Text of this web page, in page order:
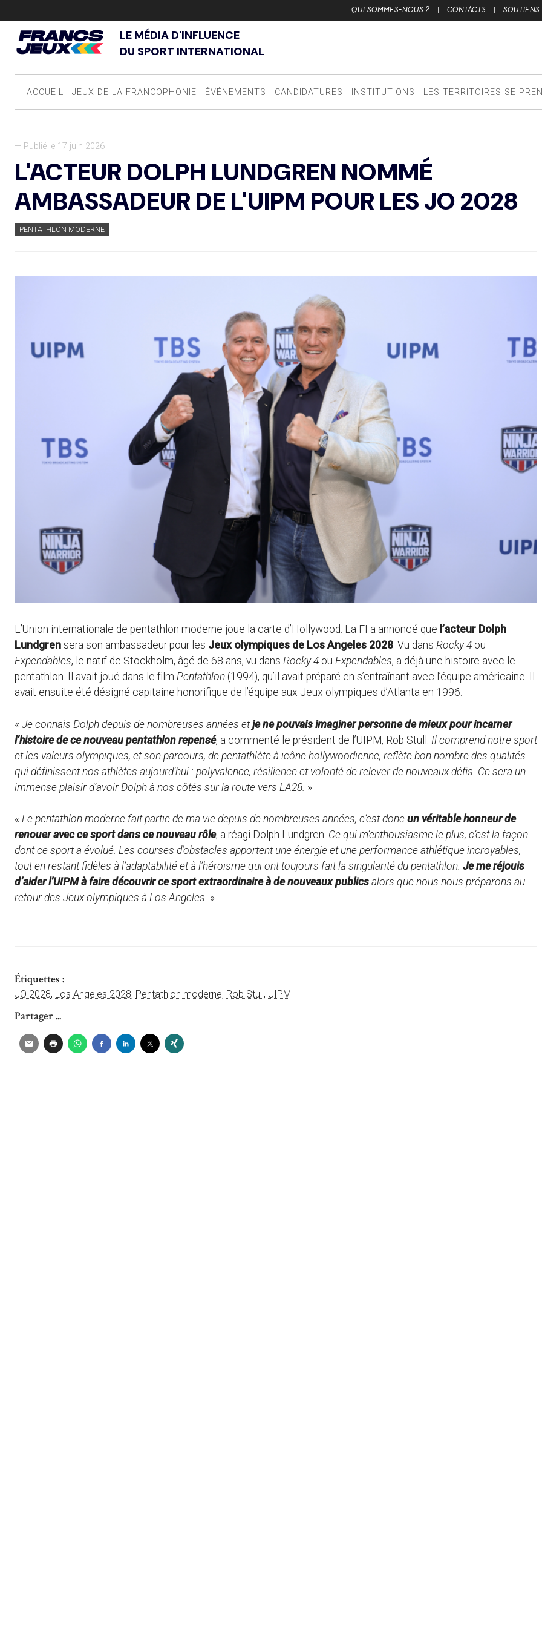
QUI SOMMES-NOUS ? | CONTACTS | SOUTIENS
LE MÉDIA D'INFLUENCE
DU SPORT INTERNATIONAL
ACCUEIL JEUX DE LA FRANCOPHONIE ÉVÉNEMENTS CANDIDATURES INSTITUTIONS LES TERRITOIRES SE
— Publié le 17 juin 2026
L'ACTEUR DOLPH LUNDGREN NOMMÉ
AMBASSADEUR DE L'UIPM POUR LES JO 2028
PENTATHLON MODERNE
L’Union internationale de pentathlon moderne joue la carte d’Hollywood. La FI a annoncé que l’acteur Dolph
Lundgren sera son ambassadeur pour les Jeux olympiques de Los Angeles 2028. Vu dans Rocky 4 ou
Expendables, le natif de Stockholm, âgé de 68 ans, vu dans Rocky 4 ou Expendables, a déjà une histoire avec le
pentathlon. Il avait joué dans le film Pentathlon (1994), qu’il avait préparé en s’entraînant avec l’équipe américaine. Il
avait ensuite été désigné capitaine honorifique de l’équipe aux Jeux olympiques d’Atlanta en 1996.
« Je connais Dolph depuis de nombreuses années etje ne pouvais imaginer personne de mieux pour incarner
l’histoire de ce nouveau pentathlon repensé, a commenté le président de l’UIPM, Rob Stull. Il comprend notre sport
et les valeurs olympiques, et son parcours, de pentathlète à icône hollywoodienne, reflète bon nombre des qualités
qui définissent nos athlètes aujourd’hui : polyvalence, résilience et volonté de relever de nouveaux défis. Ce sera un
immense plaisir d’avoir Dolph à nos côtés sur la route vers LA28. »
« Le pentathlon moderne fait partie de ma vie depuis de nombreuses années, c’est donc un véritable honneur de
renouer avec ce sport dans ce nouveau rôle, a réagi Dolph Lundgren. Ce qui m’enthousiasme le plus, c’est la façon
dont ce sport a évolué. Les courses d’obstacles apportent une énergie et une performance athlétique incroyables,
tout en restant fidèles à l’adaptabilité et à l’héroïsme qui ont toujours fait la singularité du pentathlon. Je me réjouis
d’aider l’UIPM à faire découvrir ce sport extraordinaire à de nouveaux publics alors que nous nous préparons au
retour des Jeux olympiques à Los Angeles. »
Étiquettes :
JO 2028, Los Angeles 2028, Pentathlon moderne, Rob Stull, UIPM
Partager ...